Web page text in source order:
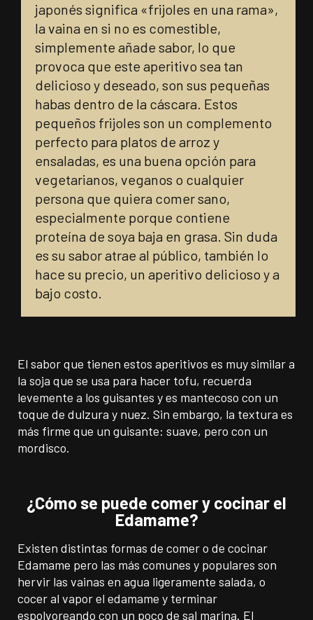
japonés significa «frijoles en una rama»,
la vaina en si no es comestible,
simplemente añade sabor, lo que
provoca que este aperitivo sea tan
delicioso y deseado, son sus pequeñas
habas dentro de la cáscara. Estos
pequeños frijoles son un complemento
perfecto para platos de arroz y
ensaladas, es una buena opción para
vegetarianos, veganos o cualquier
persona que quiera comer sano,
especialmente porque contiene
proteína de soya baja en grasa. Sin duda
es su sabor atrae al público, también lo
hace su precio, un aperitivo delicioso y a
bajo costo.
El sabor que tienen estos aperitivos es muy similar a
la soja que se usa para hacer tofu, recuerda
levemente a los guisantes y es mantecoso con un
toque de dulzura y nuez. Sin embargo, la textura es
más firme que un guisante: suave, pero con un
mordisco.
¿Cómo se puede comer y cocinar el
Edamame?
Existen distintas formas de comer o de cocinar
Edamame pero las más comunes y populares son
hervir las vainas en agua ligeramente salada, o
cocer al vapor el edamame y terminar
espolvoreando con un poco de sal marina. El